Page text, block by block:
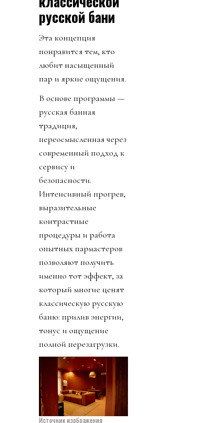
русской бани
Эта концепция
понравится тем, кто
любит насыщенный
пар и яркие ощущения.
В основе программы —
русская банная
традиция,
переосмысленная через
современный подход к
сервису и
безопасности.
Интенсивный прогрев,
выразительные
контрастные
процедуры и работа
опытных пармастеров
позволяют получить
именно тот эффект, за
который многие ценят
классическую русскую
баню: прилив энергии,
тонус и ощущение
полной перезагрузки.
Источник изображения